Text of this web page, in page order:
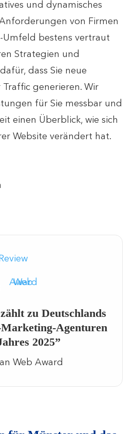
und dynamisches
von Firmen
Umfeld bestens vertraut
Strategien und
dass Sie neue
generieren. Wir
für Sie messbar und
einen Überblick, wie sich
Website verändert hat.
zu Deutschlands
Agenturen
2025”
Web Award